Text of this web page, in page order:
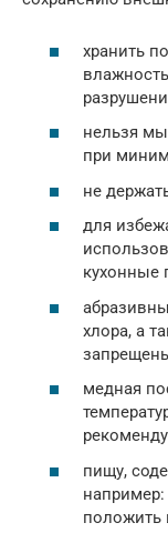
хранить
нельзя
при
не
для
кухонные
хлора, а
медная
пищу,
положить